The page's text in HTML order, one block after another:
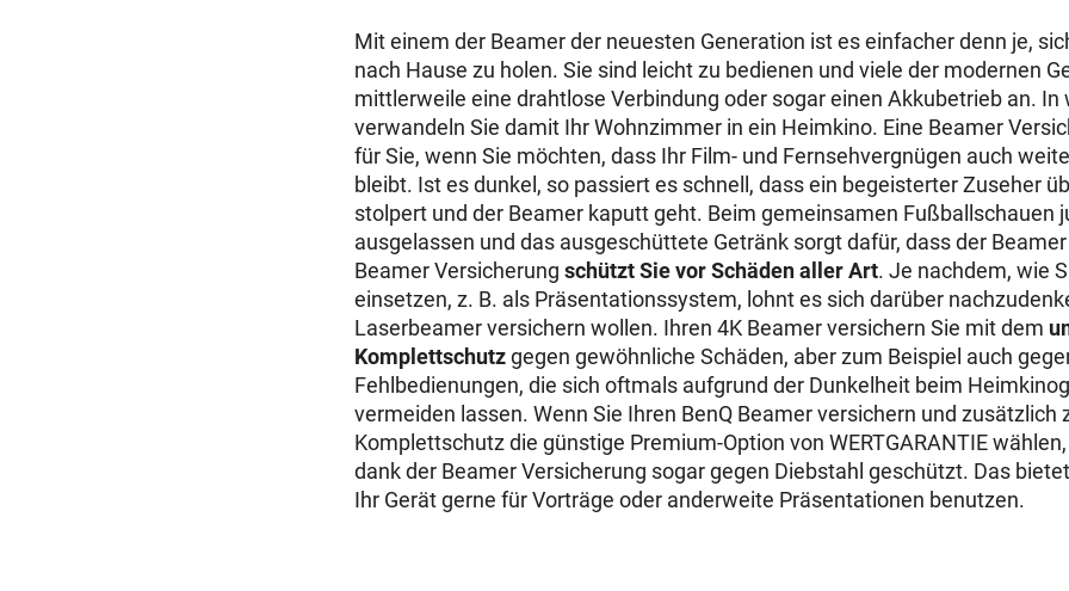
Mit einem der Beamer der neuesten Generation ist es einfacher denn je,
nach Hause zu holen. Sie sind leicht zu bedienen und viele der modernen
mittlerweile eine drahtlose Verbindung oder sogar einen Akkubetrieb an.
verwandeln Sie damit Ihr Wohnzimmer in ein Heimkino. Eine Beamer
für Sie, wenn Sie möchten, dass Ihr Film- und Fernsehvergnügen auch
bleibt. Ist es dunkel, so passiert es schnell, dass ein begeisterter Zuseher
stolpert und der Beamer kaputt geht. Beim gemeinsamen Fußballschauen
ausgelassen und das ausgeschüttete Getränk sorgt dafür, dass der
Beamer Versicherung schützt Sie vor Schäden aller Art. Je nachdem, wie
einsetzen, z. B. als Präsentationssystem, lohnt es sich darüber
Laserbeamer versichern wollen. Ihren 4K Beamer versichern Sie mit dem
Komplettschutzgegen gewöhnliche Schäden, aber zum Beispiel auch
Fehlbedienungen, die sich oftmals aufgrund der Dunkelheit beim
vermeiden lassen. Wenn Sie Ihren BenQ Beamer versichern und zusätzlich
Komplettschutz die günstige Premium-Option von WERTGARANTIE
dank der Beamer Versicherung sogar gegen Diebstahl geschützt. Das
Ihr Gerät gerne für Vorträge oder anderweite Präsentationen benutzen.